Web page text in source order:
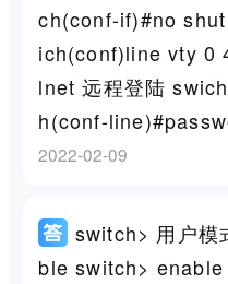
ch(conf-if)#no
ich(conf)line vty 0
lnet 远程登陆
h(conf-
2022-02-09
switch> 用户模
ble switch>